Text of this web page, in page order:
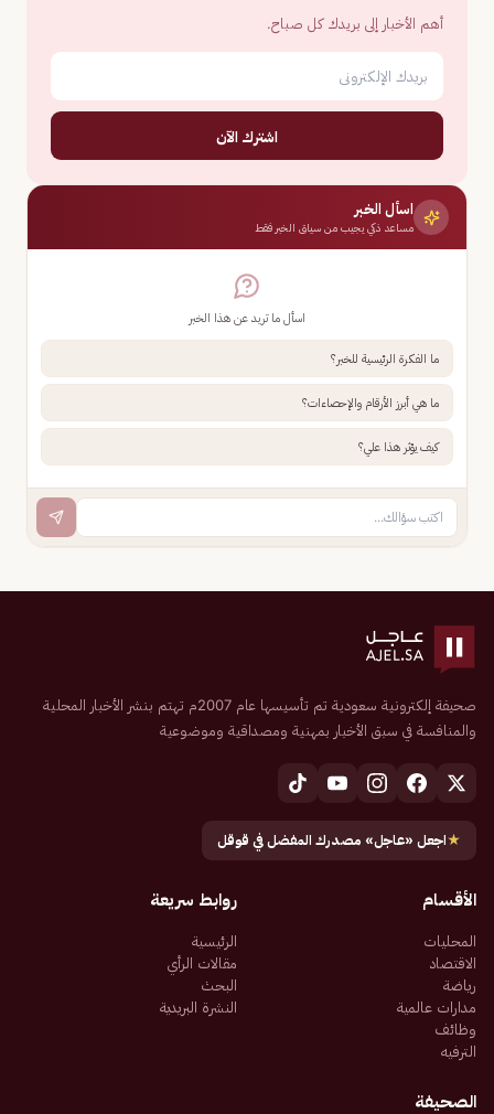
أهم الأخبار إلى بريدك كل صباح.
اشترك الآن
اسأل الخبر
مساعد ذكي يجيب من سياق الخبر فقط
اسأل ما تريد عن هذا الخبر
ما الفكرة الرئيسية للخبر؟
ما هي أبرز الأرقام والإحصاءات؟
كيف يؤثر هذا علي؟
صحيفة إلكترونية سعودية تم تأسيسها عام 2007م تهتم بنشر الأخبار المحلية
والمنافسة في سبق الأخبار بمهنية ومصداقية وموضوعية
★اجعل «عاجل» مصدرك المفضل في قوقل
الأقسام
المحليات
الاقتصاد
رياضة
مدارات عالمية
وظائف
الترفيه
روابط سريعة
الرئيسية
مقالات الرأي
البحث
النشرة البريدية
الصحيفة